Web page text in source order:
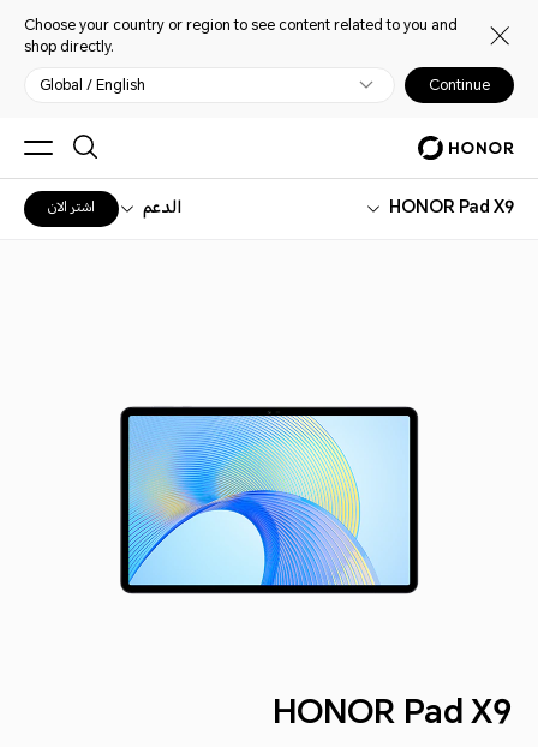
Choose your country or region to see content related to you and
shop directly.
Global / English Continue
HONOR Pad X9 الدعم اشتر الان
HONOR Pad X9